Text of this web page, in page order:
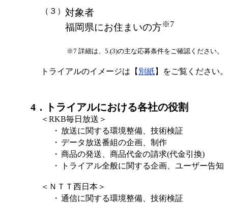
（３） 対象者
福岡県にお住まいの方※7
※7 詳細は、5.(3)の主な応募条件をご確認ください。
トライアルのイメージは【 別紙】をご覧ください。
4．トライアルにおける各社の役割
＜RKB毎日放送＞
・ 放送に関する環境整備、技術検証
・ データ放送番組の企画、制作
・ 商品の発送、商品代金の請求(代金引換)
・
トライアル全般に関する企画、ユーザー告知
＜ＮＴＴ西日本＞
・ 通信に関する環境整備、技術検証